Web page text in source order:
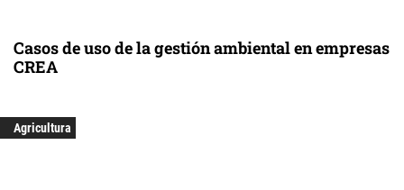
Casos de uso de la gestión ambiental en empresas
CREA
Agricultura